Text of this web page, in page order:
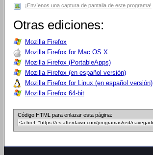
¡Envíenos una captura de pantalla de este programa!
Otras ediciones:
Mozilla Firefox
Mozilla Firefox for Mac OS X
Mozilla Firefox (PortableApps)
Mozilla Firefox (en español versión)
Mozilla Firefox for Linux (en español versión)
Mozilla Firefox 64-bit
Código HTML para enlazar esta página: